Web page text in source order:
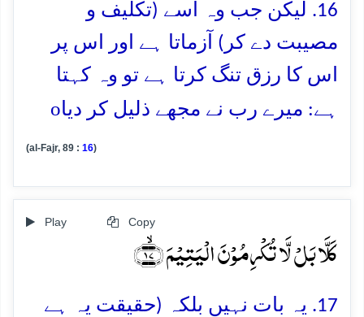
16. لیکن جب وہ اسے (تکلیف و
مصیبت دے کر) آزماتا ہے اور اس پر
اس کا رزق تنگ کرتا ہے تو وہ کہتا
ہے: میرے رب نے مجھے ذلیل کر دیاo
(al-Fajr, 89 : 16)
Play Copy
کَلَّا بَلۡ لَّا تُکۡرِمُوۡنَ الۡیَتِیۡمَ ﴿ۙ۱۷﴾
17. یہ بات نہیں بلکہ (حقیقت یہ ہے